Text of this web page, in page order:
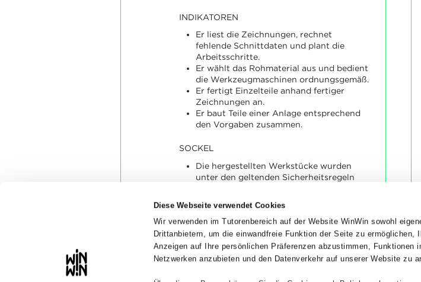
Diese Webseite verwendet Cookies
Wir verwenden im Tutorenbereich auf der Website WinWin sowohl
Drittanbietern, um die einwandfreie Funktion der Seite zu ermöglichen,
Anzeigen auf Ihre persönlichen Präferenzen abzustimmen, Funktionen
Netzwerken anzubieten und den Datenverkehr auf unserer Website zu
INDIKATOREN
Er liest die Zeichnungen, rechnet
fehlende Schnittdaten und plant die
Arbeitsschritte.
Er wählt das Rohmaterial aus und bedient
die Werkzeugmaschinen ordnungsgemäß.
Er fertigt Einzelteile anhand fertiger
Zeichnungen an.
Er baut Teile einer Anlage entsprechend
den Vorgaben zusammen.
SOCKEL
Die hergestellten Werkstücke wurden
unter den geltenden Sicherheitsregeln
Die zusammengebaute Anlage ist
funktionsfähig und entspricht
größtenteils den vorgegebenen Angaben.